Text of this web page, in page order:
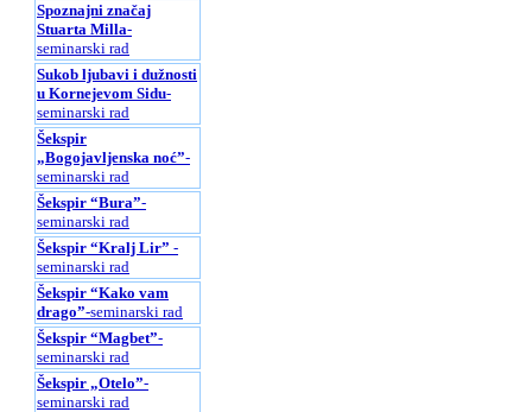
Spoznajni značaj
Stuarta Milla-
seminarski rad
Sukob ljubavi i dužnosti
u Kornejevom Sidu-
seminarski rad
Šekspir
„Bogojavljenska noć”-
seminarski rad
Šekspir “Bura”-
seminarski rad
Šekspir “Kralj Lir” -
seminarski rad
Šekspir “Kako vam
drago”-seminarski rad
Šekspir “Magbet”-
seminarski rad
Šekspir „Otelo”-
seminarski rad